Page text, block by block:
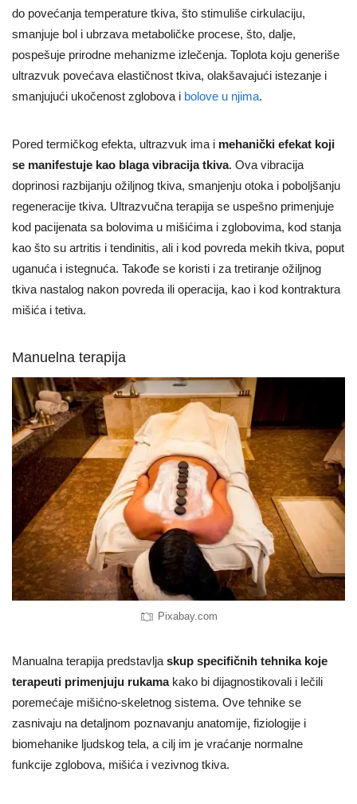
do povećanja temperature tkiva, što stimuliše cirkulaciju,
smanjuje bol i ubrzava metaboličke procese, što, dalje,
pospešuje prirodne mehanizme izlečenja. Toplota koju generiše
ultrazvuk povećava elastičnost tkiva, olakšavajući istezanje i
smanjujući ukočenost zglobova i bolove u njima.
Pored termičkog efekta, ultrazvuk ima i mehanički efekat koji
se manifestuje kao blaga vibracija tkiva. Ova vibracija
doprinosi razbijanju ožiljnog tkiva, smanjenju otoka i poboljšanju
regeneracije tkiva. Ultrazvučna terapija se uspešno primenjuje
kod pacijenata sa bolovima u mišićima i zglobovima, kod stanja
kao što su artritis i tendinitis, ali i kod povreda mekih tkiva, poput
uganuća i istegnuća. Takođe se koristi i za tretiranje ožiljnog
tkiva nastalog nakon povreda ili operacija, kao i kod kontraktura
mišića i tetiva.
Manuelna terapija
Pixabay.com
Manualna terapija predstavlja skup specifičnih tehnika koje
terapeuti primenjuju rukamakako bi dijagnostikovali i lečili
poremećaje mišićno-skeletnog sistema. Ove tehnike se
zasnivaju na detaljnom poznavanju anatomije, fiziologije i
biomehanike ljudskog tela, a cilj im je vraćanje normalne
funkcije zglobova, mišića i vezivnog tkiva.